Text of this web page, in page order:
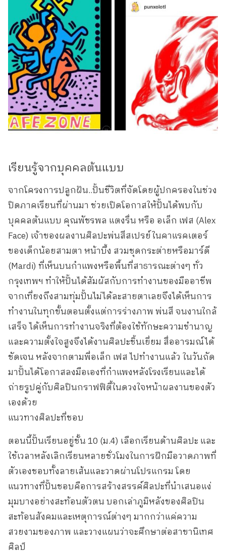
เรียนรู้จากบุคคลต้นแบบ
จากโครงการปลูกฝัน..ปั้นชีวิตที่จัดโดยผู้ปกครองในช่วง
ปิดภาคเรียนที่ผ่านมา ช่วยเปิดโอกาสให้ปั้นได้พบกับ
บุคคลต้นแบบ คุณพัชรพล แตงรื่น หรือ อเล็ก เฟส (Alex
Face) เจ้าของผลงานศิลปะพ่นสีสเปรย์ในคาแรคเตอร์
ของเด็กน้อยสามตา หน้าบึ้ง สวมชุดกระต่ายหรือมาร์ดี
(Mardi) ที่เห็นบนกำแพงหรือพื้นที่สาธารณะต่างๆ ทั่ว
กรุงเทพฯ ทำให้ปั้นได้สัมผัสกับการทำงานของมืออาชีพ
จากเที่ยงถึงสามทุ่มปั้นไม่ได้ละสายตาเลยจึงได้เห็นการ
ทำงานในทุกขั้นตอนตั้งแต่การร่างภาพ พ่นสี จนงานใกล้
เสร็จ ได้เห็นการทำงานจริงที่ต้องใช้ทักษะความชำนาญ
และความตั้งใจสูงจึงได้งานศิลปะชิ้นเยี่ยม สื่ออารมณ์ได้
ชัดเจน หลังจากตามพี่อเล็ก เฟส ไปทำงานแล้ว ในวันถัด
มาปั้นได้โอกาสลงมือเองที่กำแพงหลังโรงเรียนและได้
ถ่ายรูปคู่กับศิลปินกราฟฟิตี้ในดวงใจหน้าผลงานของตัว
เองด้วย
แนวทางศิลปะที่ชอบ
ตอนนี้ปั้นเรียนอยู่ชั้น 10 (ม.4) เลือกเรียนด้านศิลปะ และ
ใช้เวลาหลังเลิกเรียนหลายชั่วโมงในการฝึกมือวาดภาพที่
ตัวเองชอบทั้งลายเส้นและวาดผ่านโปรแกรม โดย
แนวทางที่ปั้นชอบคือการสร้างสรรค์ศิลปะที่นำเสนอแง่
มุมบางอย่างสะท้อนตัวตน บอกเล่าภูมิหลังของศิลปิน
สะท้อนสังคมและเหตุการณ์ต่างๆ มากกว่าแค่ความ
สวยงามของภาพ และวางแผนว่าจะศึกษาต่อสาขานิเทศ
ศิลป์